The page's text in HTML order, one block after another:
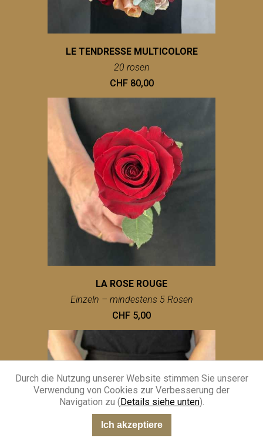
LE TENDRESSE MULTICOLORE
20 rosen
CHF 80,00
LA ROSE ROUGE
Einzeln – mindestens 5 Rosen
CHF 5,00
Durch die Nutzung unserer Website stimmen Sie unserer
Verwendung von Cookies zur Verbesserung der
Navigation zu (Details siehe unten).
Ich akzeptiere
“Sehr gut”